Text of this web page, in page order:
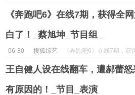
线解答爱情困惑...
《奔跑吧6》在线7期，获得全
白了！_蔡旭坤_节目组_
06-30 搜狐综艺
《奔跑吧6》在线7期，获
第三名，网友：我明白了
坤_节目组_...
王自健人设在线翻车，遭郝蕾
有原因的！_节目_表演